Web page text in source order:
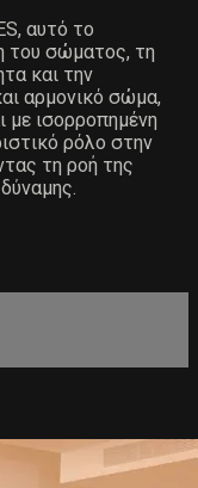
αυτό το
του σώματος, τη
και την
αρμονικό σώμα,
με ισορροπημένη
ρόλο στην
τη ροή της